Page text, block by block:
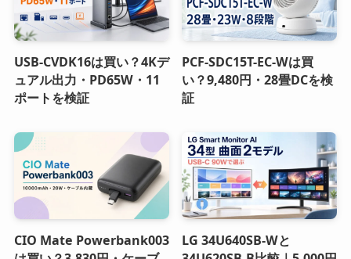
USB-CVDK16は買い？4Kデ
ュアル出力・PD65W・11
ポートを検証
PCF-SDC15T-EC-Wは買
い？9,480円・28畳DCを検
証
CIO Mate Powerbank003
LG 34U640SB-Wと